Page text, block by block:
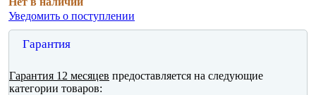
Уведомить о поступлении
Гарантия
Гарантия 12 месяцев предоставляется на следующие
категории товаров: